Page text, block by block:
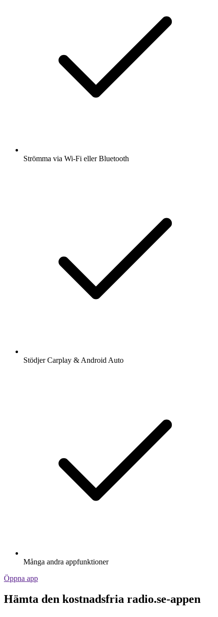
Strömma via Wi-Fi eller Bluetooth
Stödjer Carplay & Android Auto
Många andra appfunktioner
Öppna app
Hämta den kostnadsfria radio.se-appen